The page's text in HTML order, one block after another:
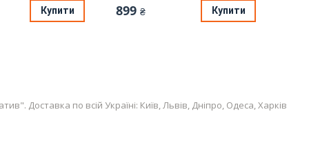
Купити 899 ₴ Купити
Доставка по всій Україні: Київ, Львів, Дніпро, Одеса, Харків